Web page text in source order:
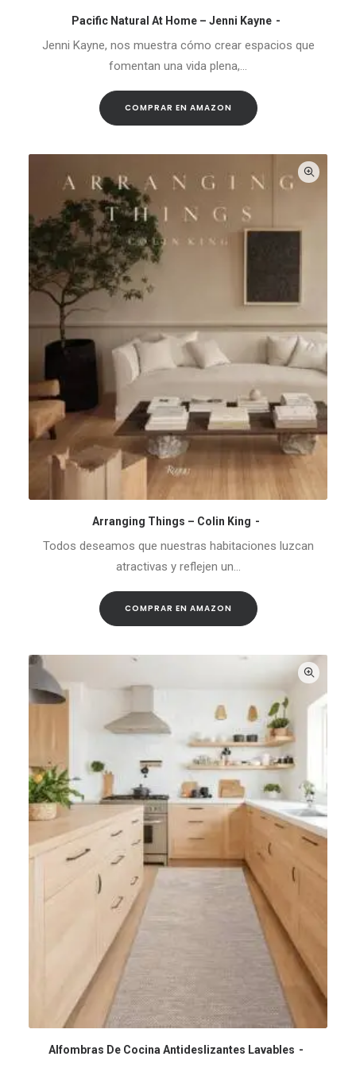
Pacific Natural At Home – Jenni Kayne
Jenni Kayne, nos muestra cómo crear espacios que
fomentan una vida plena,…
COMPRAR EN AMAZON
COMPRAR EN AMAZON
Arranging Things – Colin King
Todos deseamos que nuestras habitaciones luzcan
atractivas y reflejen un…
COMPRAR EN AMAZON
Alfombras De Cocina Antideslizantes Lavables